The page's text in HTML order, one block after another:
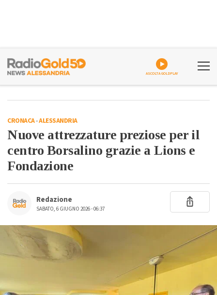
ASCOLTA GOLDPLAY
CRONACA-ALESSANDRIA
Nuove attrezzature preziose per il
centro Borsalino grazie a Lions e
Fondazione
Redazione
SABATO, 6 GIUGNO 2026 - 06:37